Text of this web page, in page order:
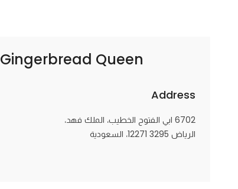
Gingerbread Queen – ملكة الجنجربريد
Address
6702 ابي الفتوح الخطيب، الملك فهد،
الرياض 12271 3295، السعودية